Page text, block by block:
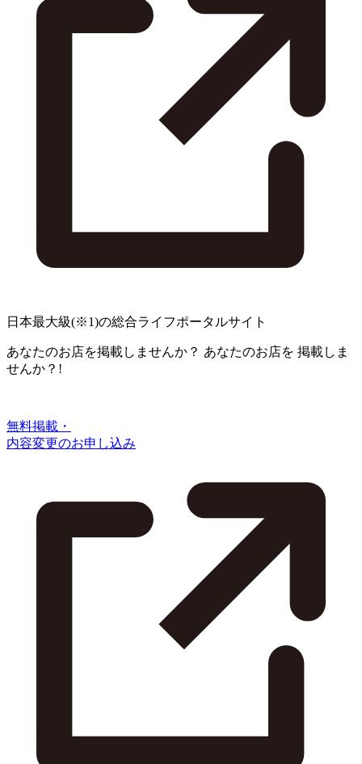
日本最大級(※1)の総合ライフポータルサイト
あなたのお店を掲載しませんか？ あなたのお店を 掲載しま
せんか？!
無料掲載・
内容変更のお申し込み